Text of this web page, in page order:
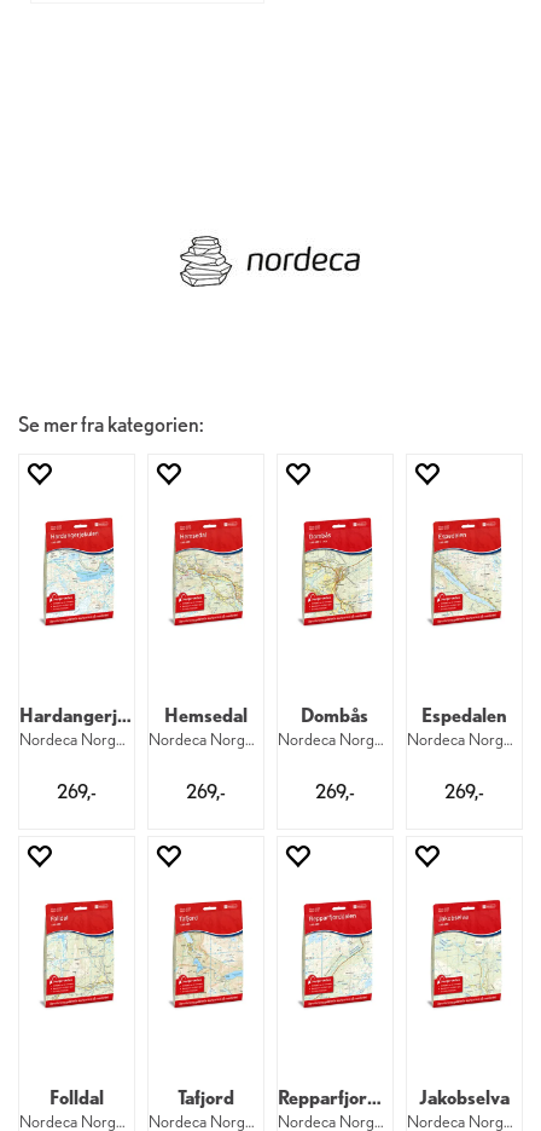
Se mer fra kategorien:
Hardangerjøkulen
Nordeca Norge 1:50 000 10039
269,-
Hemsedal
Nordeca Norge 1:50 000 10048
269,-
Dombås
Nordeca Norge 1:50 000 10072
269,-
Espedalen
Nordeca Norge 1:50 000 10057
269,-
Folldal
Nordeca Norge 1:50 000 10073
Tafjord
Nordeca Norge 1:50 000 10071
Repparfjorddalen
Nordeca Norge 1:50 000 10181
Jakobselva
Nordeca Norge 1:50 000 10184